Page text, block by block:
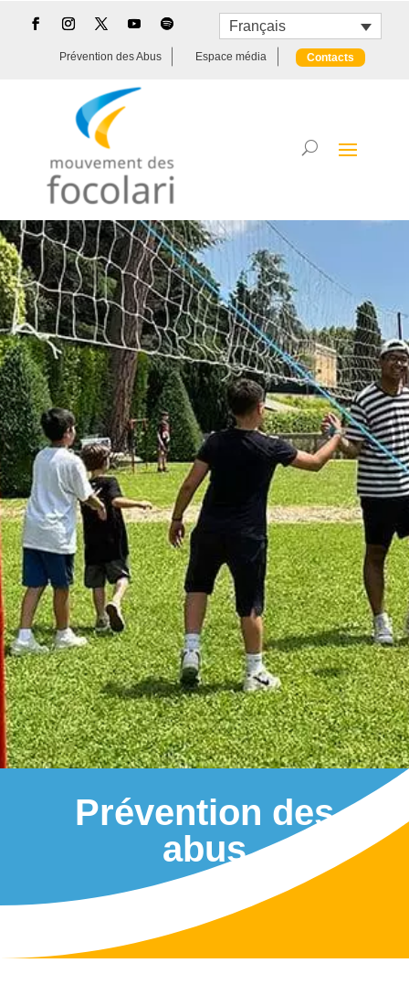
Français
Prévention des Abus Espace média Contacts
Prévention des
abus